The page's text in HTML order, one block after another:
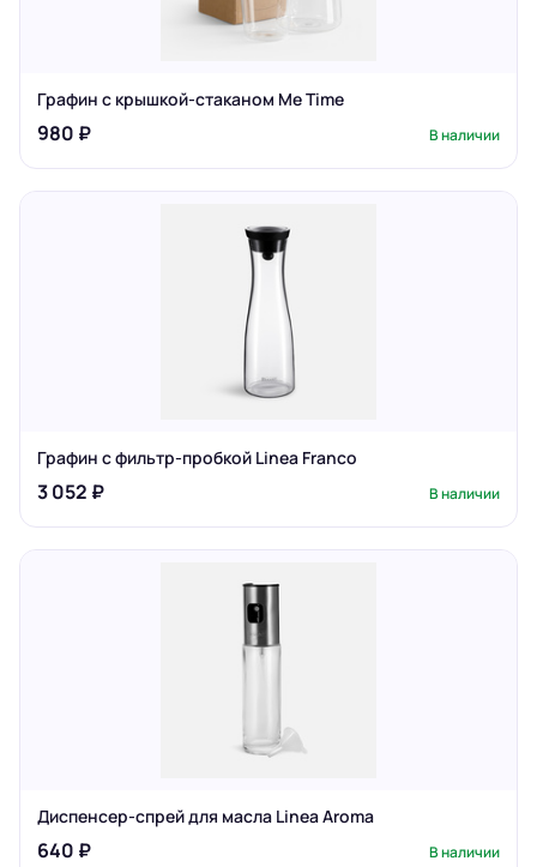
Графин с крышкой-стаканом Me Time
980 ₽ В наличии
Графин с фильтр-пробкой Linea Franco
3 052 ₽ В наличии
Диспенсер-спрей для масла Linea Aroma
640 ₽ В наличии